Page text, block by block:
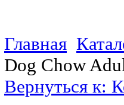
Главная
Dog Chow
Вернуться к: